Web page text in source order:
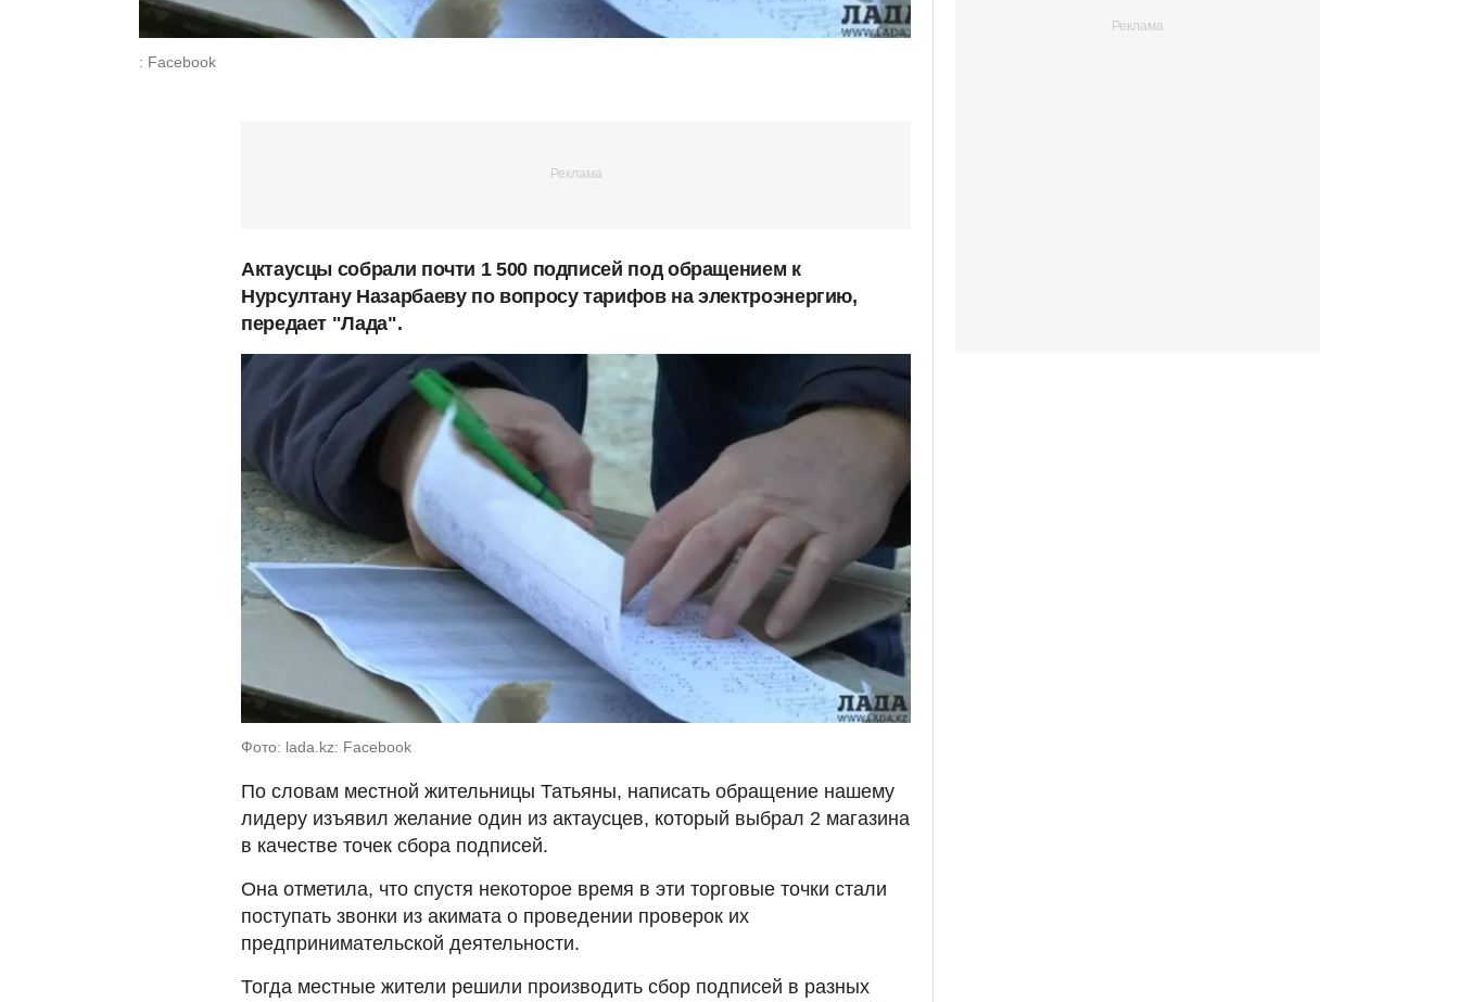
: Facebook
Актаусцы собрали почти 1 500 подписей под обращением к
Нурсултану Назарбаеву по вопросу тарифов на электроэнергию,
передает "Лада".
Фото: lada.kz: Facebook
По словам местной жительницы Татьяны, написать обращение нашему
лидеру изъявил желание один из актаусцев, который выбрал 2 магазина
в качестве точек сбора подписей.
Она отметила, что спустя некоторое время в эти торговые точки стали
поступать звонки из акимата о проведении проверок их
предпринимательской деятельности.
Тогда местные жители решили производить сбор подписей в разных